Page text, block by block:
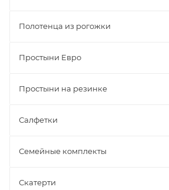
Полотенца из рогожки
Простыни Евро
Простыни на резинке
Салфетки
Семейные комплекты
Скатерти